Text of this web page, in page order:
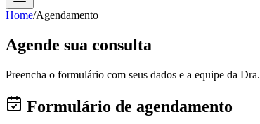
Home/Agendamento
Agende sua consulta
Preencha o formulário com seus dados e a equipe da
Formulário de agendamento